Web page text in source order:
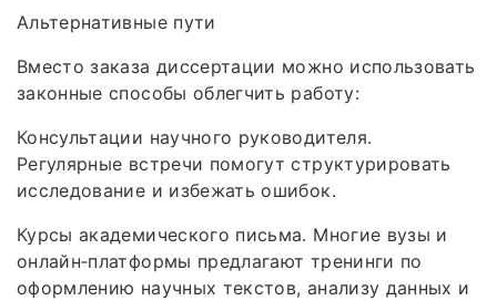
Альтернативные пути
Вместо заказа диссертации можно использовать
законные способы облегчить работу:
Консультации научного руководителя.
Регулярные встречи помогут структурировать
исследование и избежать ошибок.
Курсы академического письма. Многие вузы и
онлайн‑платформы предлагают тренинги по
оформлению научных текстов, анализу данных и